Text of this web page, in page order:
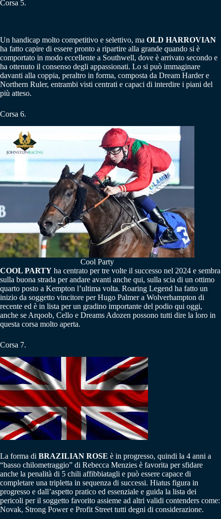
Corsa 5.
Un handicap molto competitivo e selettivo, ma OLD HARROVIAN
ha fatto capire di essere pronto a ripartire alla grande quando si è
comportato in modo eccellente a Southwell, dove è arrivato secondo e
ha ottenuto il consenso degli appassionati. Lo si può immaginare
davanti alla coppia, peraltro in forma, composta da Dream Harder e
Northern Ruler, entrambi visti centrati e capaci di interdire i piani del
più atteso.
Corsa 6.
Cool Party
COOL PARTY ha centrato per tre volte il successo nel 2024 e sembra
sulla buona strada per andare avanti anche qui, sulla scia di un ottimo
quarto posto a Kempton l’ultima volta. Roaring Legend ha fatto un
inizio da soggetto vincitore per Hugo Palmer a Wolverhampton di
recente ed è in lista per un gradino importante del podio qui oggi,
anche se Arqoob, Cello e Dreams Adozen possono tutti dire la loro in
questa corsa molto aperta.
Corsa 7.
La forma di BRAZILIAN ROSE è in progresso, quindi la 4 anni a
“basso chilometraggio” di Rebecca Menzies è favorita per sfidare
anche la penalità di 5 chili affibbiatagli e può essere capace di
completare una tripletta in sequenza di successi. Hiatus figura in
progresso e dall’aspetto pratico ed essenziale e guida la lista dei
pericoli per il soggetto favorito assieme ad altri validi contenders come:
Novak, Strong Power e Profit Street tutti degni di considerazione.